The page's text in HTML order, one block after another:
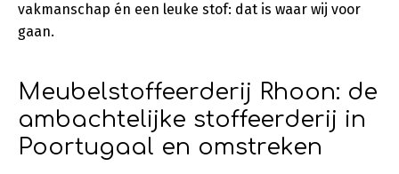
vakmanschap én een leuke stof: dat is waar wij voor
gaan.
Meubelstoffeerderij Rhoon: de
ambachtelijke stoffeerderij in
Poortugaal en omstreken